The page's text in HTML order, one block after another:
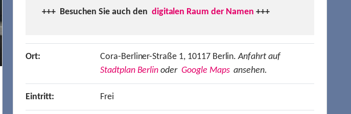
+++ Besuchen Sie auch den digitalen Raum der Namen +++
Ort: Cora-Berliner-Straße 1, 10117 Berlin.Anfahrt auf
Stadtplan Berlin oder Google Mapsansehen.
Eintritt: Frei